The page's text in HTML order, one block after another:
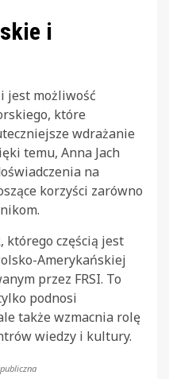
i
jest możliwość
które
wdrażanie
temu, Anna Jach
na
korzyści zarówno
którego częścią jest
Amerykańskiej
przez FRSI. To
podnosi
także wzmacnia rolę
wiedzy i kultury.